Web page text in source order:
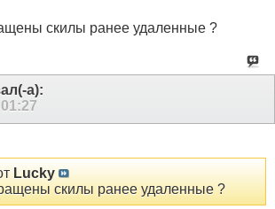
скилы ранее удаленные ?
а):
01:27
Lucky
скилы ранее удаленные ?